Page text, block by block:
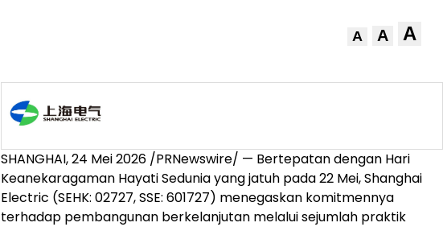
A A A
SHANGHAI, 24 Mei 2026 /PRNewswire/ — Bertepatan dengan Hari
Keanekaragaman Hayati Sedunia yang jatuh pada 22 Mei, Shanghai
Electric (SEHK: 02727, SSE: 601727) menegaskan komitmennya
terhadap pembangunan berkelanjutan melalui sejumlah praktik